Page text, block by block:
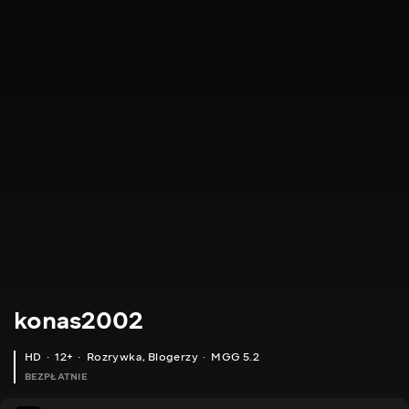
konas2002
HD 12+ Rozrywka, Blogerzy MGG 5.2
BEZPŁATNIE